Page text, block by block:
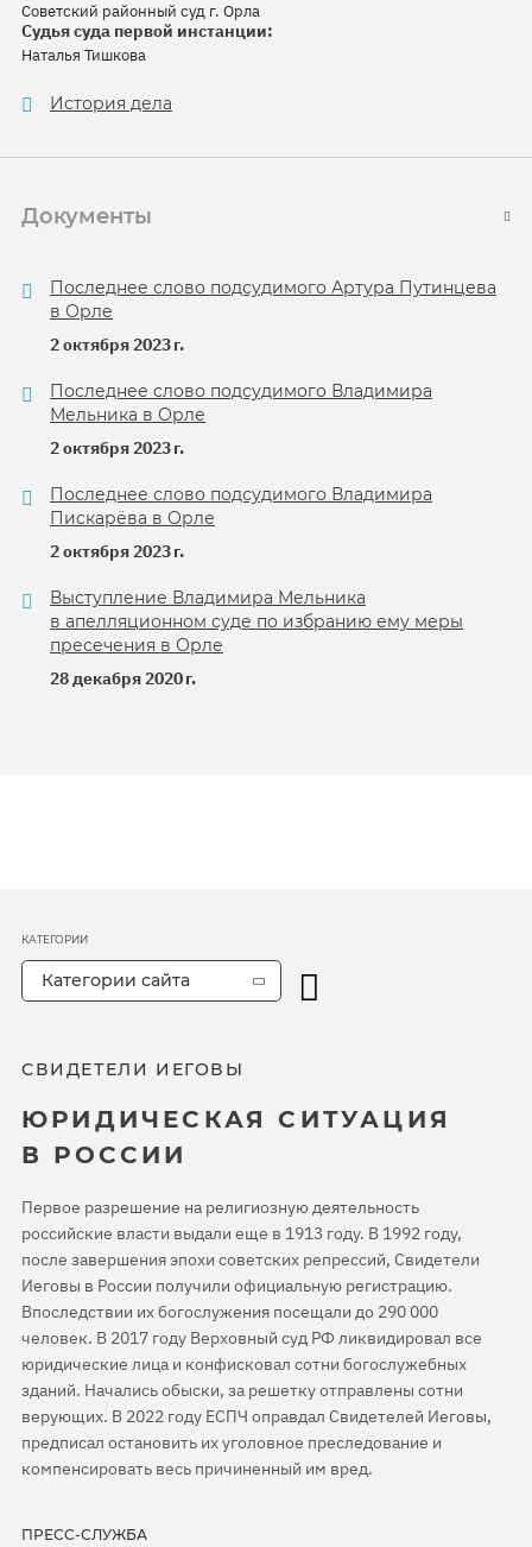
Советский районный суд г. Орла
Судья суда первой инстанции:
Наталья Тишкова
История дела
Документы
Последнее слово подсудимого Артура Путинцева
в Орле
2 октября 2023 г.
Последнее слово подсудимого Владимира
Мельника в Орле
2 октября 2023 г.
Последнее слово подсудимого Владимира
Пискарёва в Орле
2 октября 2023 г.
Выступление Владимира Мельника
в апелляционном суде по избранию ему меры
пресечения в Орле
28 декабря 2020 г.
СВИДЕТЕЛИ ИЕГОВЫ
ЮРИДИЧЕСКАЯ СИТУАЦИЯ
В РОССИИ
Первое разрешение на религиозную деятельность
российские власти выдали еще в 1913 году. В 1992 году,
после завершения эпохи советских репрессий, Свидетели
Иеговы в России получили официальную регистрацию.
Впоследствии их богослужения посещали до 290 000
человек. В 2017 году Верховный суд РФ ликвидировал все
юридические лица и конфисковал сотни богослужебных
зданий. Начались обыски, за решетку отправлены сотни
верующих. В 2022 году ЕСПЧ оправдал Свидетелей Иеговы,
предписал остановить их уголовное преследование и
компенсировать весь причиненный им вред.
ПРЕСС-СЛУЖБА
КАТЕГОРИИ
Категории сайта